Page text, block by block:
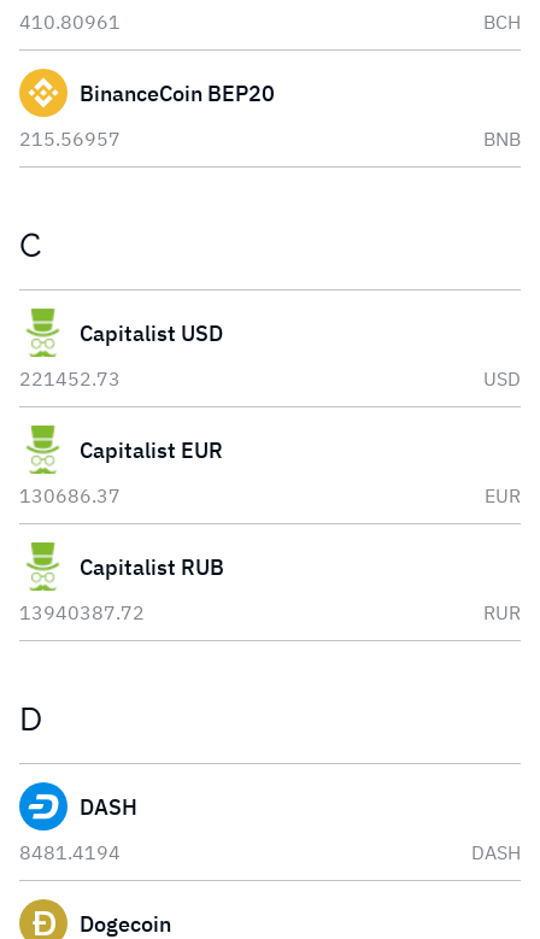
410.80961 BCH
BinanceCoin BEP20
215.56957 BNB
C
Capitalist USD
221452.73 USD
Capitalist EUR
130686.37 EUR
Capitalist RUB
13940387.72 RUR
D
DASH
8481.4194 DASH
Dogecoin